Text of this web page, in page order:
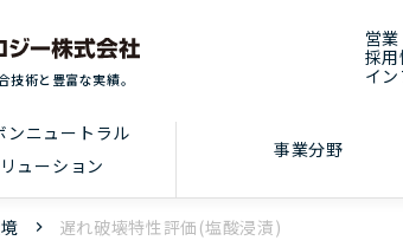
術と豊富な実績。
営
採
イ
ンニュートラル
ューション
事業分野
遅れ破壊特性評価(塩酸浸漬)